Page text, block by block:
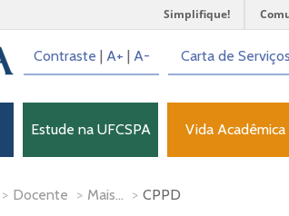
Simplifique!
Contraste | A+ | A- Carta de Serviços
Estude na UFCSPA Vida Acadêmica
> Docente > Mais... > CPPD